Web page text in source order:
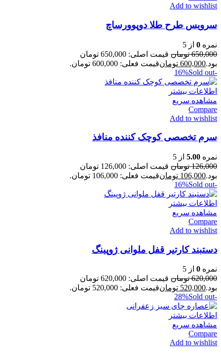
Add to wishlist
سرویس طرح طلا دو‌پو‌ورساچ
نمره 0 از 5
650,000 تومان
قیمت اصلی: 650,000 تومان
بود.600,000 تومانقیمت فعلی: 600,000 تومان.
-16%
Sold out
اطلاعات بیشتر
مشاهده سریع
Compare
Add to wishlist
سرم تخصصی کوچک کننده منافذ
نمره 5.00 از 5
126,000 تومان
قیمت اصلی: 126,000 تومان
بود.106,000 تومانقیمت فعلی: 106,000 تومان.
-16%
Sold out
اطلاعات بیشتر
مشاهده سریع
Compare
Add to wishlist
دستبند کارتیر قفل ملوانی ژوپینگ
نمره 0 از 5
620,000 تومان
قیمت اصلی: 620,000 تومان
بود.520,000 تومانقیمت فعلی: 520,000 تومان.
-28%
Sold out
اطلاعات بیشتر
مشاهده سریع
Compare
Add to wishlist